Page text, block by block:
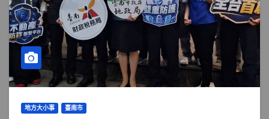
地方大小事 臺南市